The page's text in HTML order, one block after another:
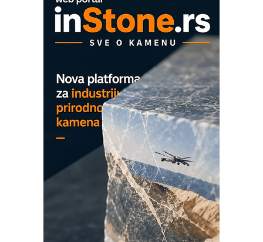
MAREX - Lim i mašine za savremena
rešenja
Marcom-plast d.o.o.- vaš pouzdan
CTO - Prilagodite svoju toplinsku
obradu!